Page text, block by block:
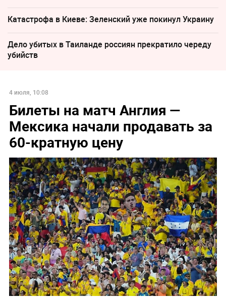
Катастрофа в Киеве: Зеленский уже покинул Украину
Дело убитых в Таиланде россиян прекратило череду
убийств
4 июля, 10:08
Билеты на матч Англия —
Мексика начали продавать за
60-кратную цену